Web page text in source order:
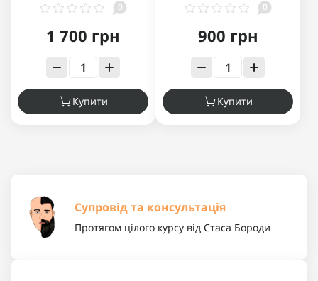
0
1 700 грн
Купити
0
900 грн
Купити
Супровід та консультація
Протягом цілого курсу від Стаса Бороди